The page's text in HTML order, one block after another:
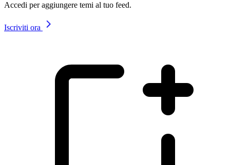
Accedi per aggiungere temi al tuo feed.
Iscriviti ora